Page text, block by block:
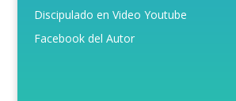
Discipulado en Video Youtube
Facebook del Autor